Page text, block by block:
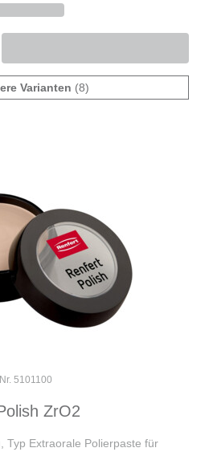
Varianten (8)
5101100
ZrO2
Typ Extraorale Polierpaste für